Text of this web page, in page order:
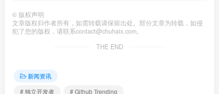
© 版权声明
文章版权归作者所有，如需转载请保留出处。部分文章为转载，如侵
犯了您的版权，请联系contact@chuhaix.com。
THE END
新闻资讯
# 独立开发者
# Github Trending